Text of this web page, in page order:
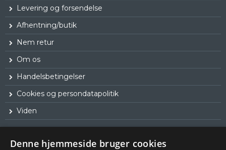
Levering og forsendelse
Afhentning/butik
Nem retur
Om os
Handelsbetingelser
Cookies og persondatapolitik
Viden
Denne hjemmeside bruger cookies